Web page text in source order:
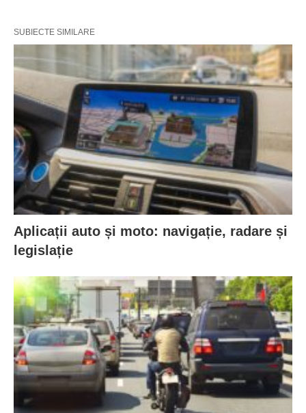
SUBIECTE SIMILARE
Aplicații auto și moto: navigație, radare și
legislație